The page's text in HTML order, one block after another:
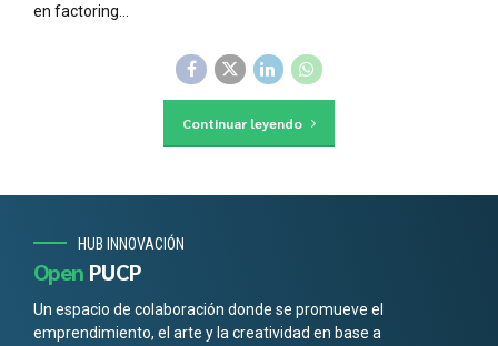
en factoring...
Continuar leyendo
HUB INNOVACIÓN
Open PUCP
Un espacio de colaboración donde se promueve el
emprendimiento, el arte y la creatividad en base a